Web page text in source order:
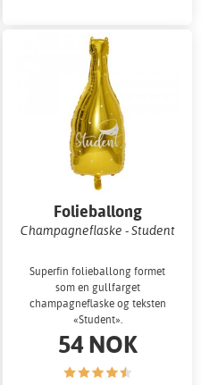
Folieballong
Champagneflaske - Student
Superfin folieballong formet
som en gullfarget
champagneflaske og teksten
«Student».
54 NOK